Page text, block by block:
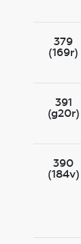
379
(169r)
391
(g20r)
390
(184v)